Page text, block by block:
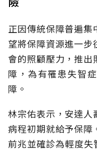
正因傳統保障普遍
望將保障資源進一
會的照顧壓力，推
障，為有罹患失智
障。
林宗佑表示，安達人
病程初期就給予保
前兆並確診為輕度